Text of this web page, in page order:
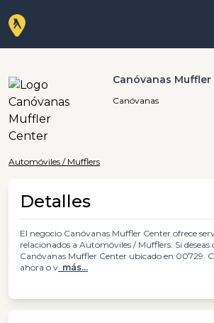
Canóvanas Muffler
Canóvanas
Automóviles / Mufflers
Detalles
El negocio Canóvanas Muffler Center ofrece
relacionados a Automóviles / Mufflers. Si deseas
Canóvanas Muffler Center ubicado en 00729.
ahora o v más...